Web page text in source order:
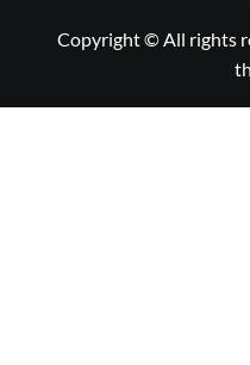
Copyright © All rights